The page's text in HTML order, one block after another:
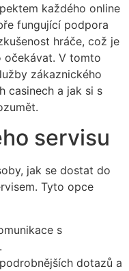
každého online
fungující podpora
hráče, což je
očekávat. V tomto
zákaznického
casinech a jak si s
servisu
jak se dostat do
Tyto opce
s
dotazů a